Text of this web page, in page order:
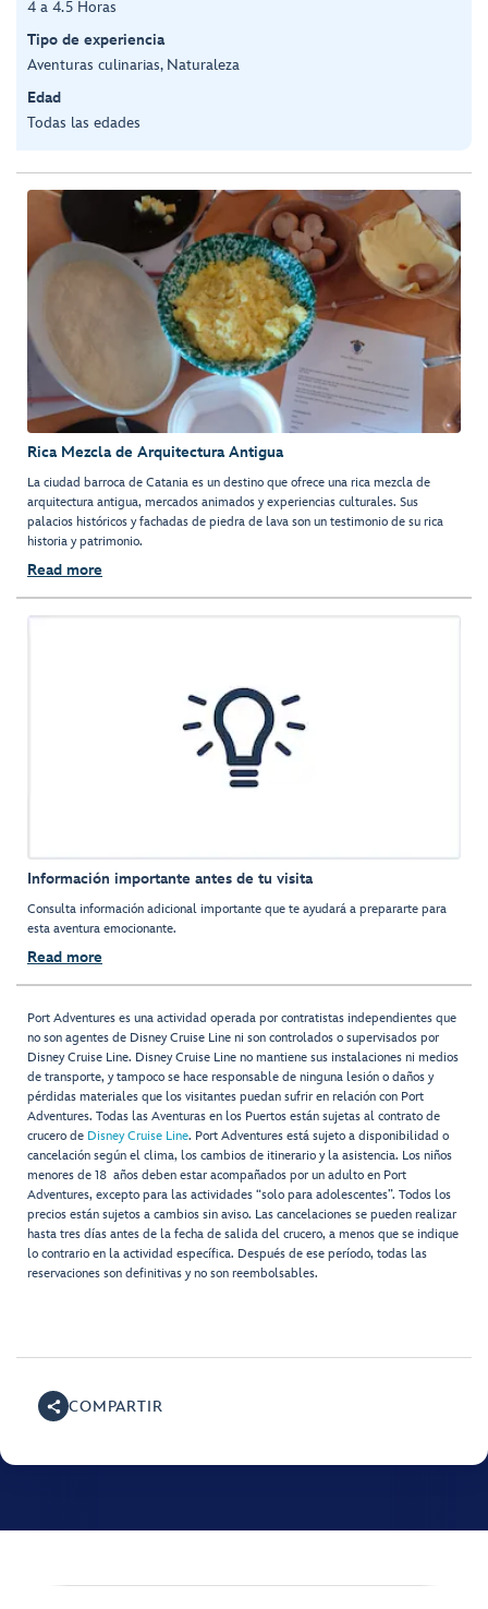
4 a 4.5 Horas
Tipo de experiencia
Aventuras culinarias, Naturaleza
Edad
Todas las edades
Rica Mezcla de Arquitectura Antigua
La ciudad barroca de Catania es un destino que ofrece una rica mezcla de
arquitectura antigua, mercados animados y experiencias culturales. Sus
palacios históricos y fachadas de piedra de lava son un testimonio de su rica
historia y patrimonio.
Read more
Información importante antes de tu visita
Consulta información adicional importante que te ayudará a prepararte para
esta aventura emocionante.
Read more
Port Adventures es una actividad operada por contratistas independientes que
no son agentes de Disney Cruise Line ni son controlados o supervisados por
Disney Cruise Line. Disney Cruise Line no mantiene sus instalaciones ni medios
de transporte, y tampoco se hace responsable de ninguna lesión o daños y
pérdidas materiales que los visitantes puedan sufrir en relación con Port
Adventures. Todas las Aventuras en los Puertos están sujetas al contrato de
crucero de Disney Cruise Line. Port Adventures está sujeto a disponibilidad o
cancelación según el clima, los cambios de itinerario y la asistencia. Los niños
menores de 18 años deben estar acompañados por un adulto en Port
Adventures, excepto para las actividades “solo para adolescentes”. Todos los
precios están sujetos a cambios sin aviso. Las cancelaciones se pueden realizar
hasta tres días antes de la fecha de salida del crucero, a menos que se indique
lo contrario en la actividad específica. Después de ese período, todas las
reservaciones son definitivas y no son reembolsables.
COMPARTIR